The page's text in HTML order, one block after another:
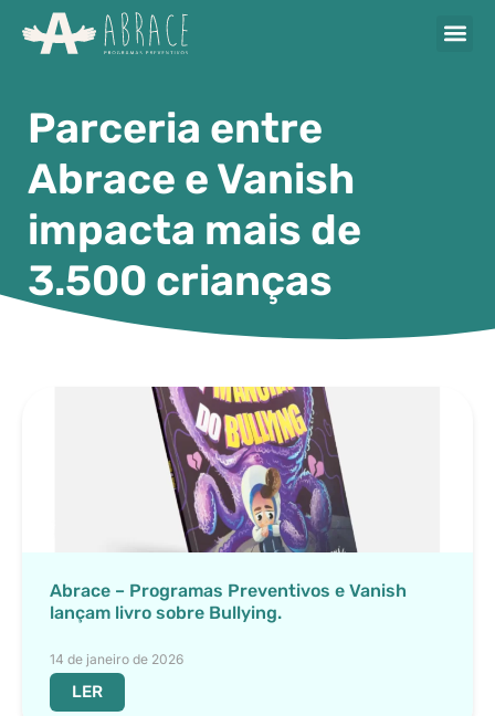
Parceria entre
Abrace e Vanish
impacta mais de
3.500 crianças
Abrace – Programas Preventivos e Vanish
lançam livro sobre Bullying.
14 de janeiro de 2026
LER